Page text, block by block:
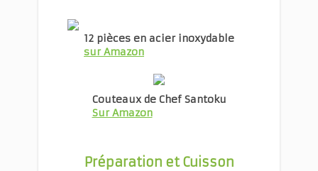
12 pièces en acier inoxydable
sur Amazon
Couteaux de Chef Santoku
Sur Amazon
Préparation et Cuisson